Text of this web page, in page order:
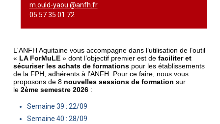
m.ould-yaou @anfh.fr
05 57 35 01 72
L'ANFH Aquitaine vous accompagne dans l’utilisation de l’outil
« LA ForMuLE » dont l’objectif premier est de faciliter et
sécuriser les achats de formations pour les établissements
de la FPH, adhérents à l’ANFH. Pour ce faire, nous vous
proposons de 8 nouvelles sessions de formation sur
le 2ème semestre 2026 :
Semaine 39 : 22/09
Semaine 40 : 28/09